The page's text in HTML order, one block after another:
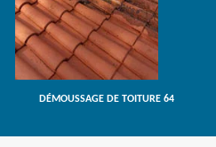
DÉMOUSSAGE DE TOITURE 64